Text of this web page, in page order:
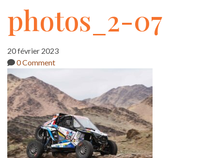
photos_2-
07
photos_2-07
20 février 2023
0 Comment